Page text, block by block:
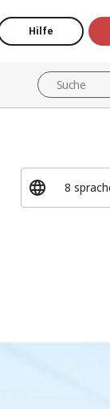
Hilfe